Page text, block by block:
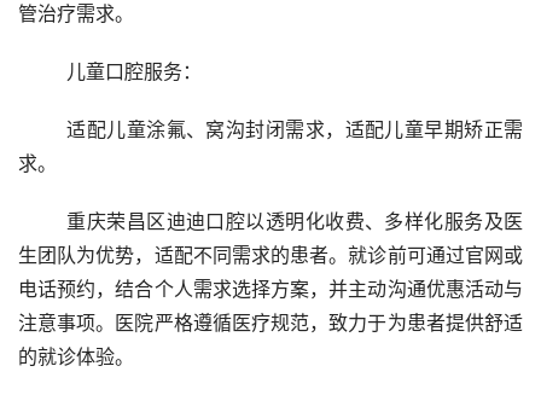
管治疗需求。
	儿童口腔服务：
	适配儿童涂氟、窝沟封闭需求，适配儿童早期矫正需
求。
生团队为优势，适配不同需求的患者。就诊前可通过官网或
电话预约，结合个人需求选择方案，并主动沟通优惠活动与
注意事项。医院严格遵循医疗规范，致力于为患者提供舒适
的就诊体验。